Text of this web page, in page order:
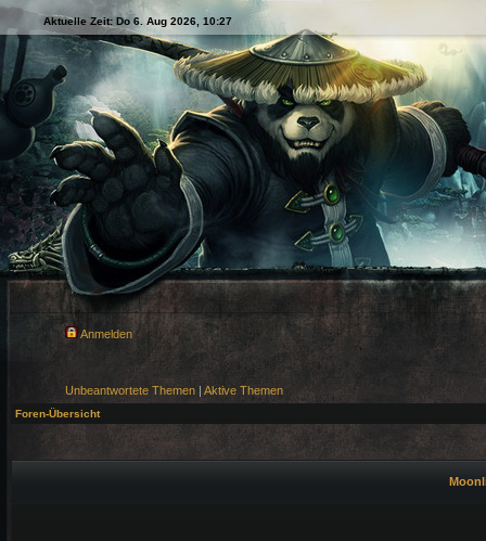
Aktuelle Zeit: Do 6. Aug 2026, 10:27
Anmelden
Unbeantwortete Themen | Aktive Themen
Foren-Übersicht